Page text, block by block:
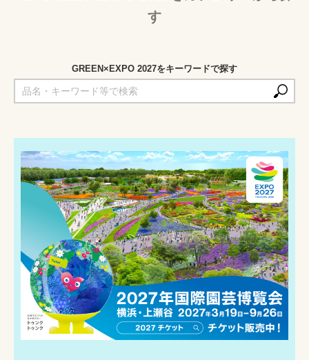
す
GREEN×EXPO 2027をキーワードで探す